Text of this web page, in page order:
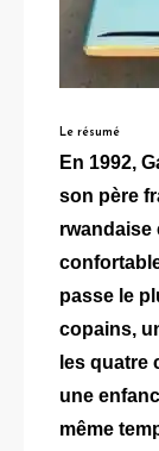
Le résumé
En 1992,
son père
rwandaise
passe le
copains,
les quatre
une
même